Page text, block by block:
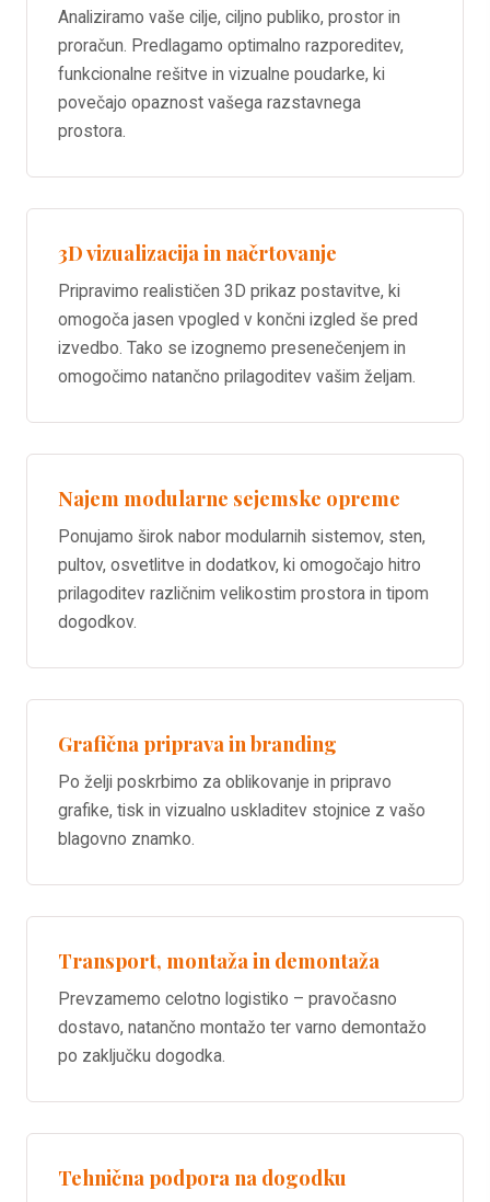
Analiziramo vaše cilje, ciljno publiko, prostor in
proračun. Predlagamo optimalno razporeditev,
funkcionalne rešitve in vizualne poudarke, ki
povečajo opaznost vašega razstavnega
prostora.
3D vizualizacija in načrtovanje
Pripravimo realističen 3D prikaz postavitve, ki
omogoča jasen vpogled v končni izgled še pred
izvedbo. Tako se izognemo presenečenjem in
omogočimo natančno prilagoditev vašim željam.
Najem modularne sejemske opreme
Ponujamo širok nabor modularnih sistemov, sten,
pultov, osvetlitve in dodatkov, ki omogočajo hitro
prilagoditev različnim velikostim prostora in tipom
dogodkov.
Grafična priprava in branding
Po želji poskrbimo za oblikovanje in pripravo
grafike, tisk in vizualno uskladitev stojnice z vašo
blagovno znamko.
Transport, montaža in demontaža
Prevzamemo celotno logistiko – pravočasno
dostavo, natančno montažo ter varno demontažo
po zaključku dogodka.
Tehnična podpora na dogodku